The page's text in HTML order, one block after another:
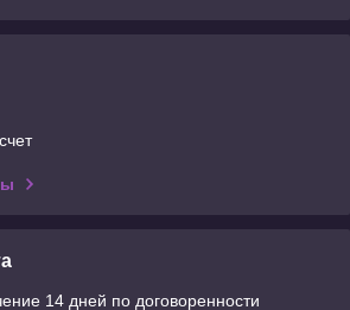
14 дней по договоренности